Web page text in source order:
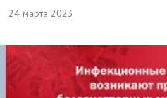
24 марта 2023